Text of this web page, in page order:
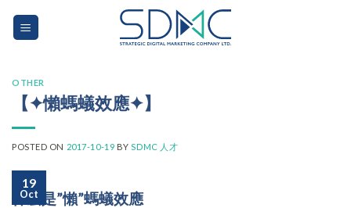
OTHER
【✦懶螞蟻效應✦】
POSTED ON 2017-10-19 BY SDMC 人才
19
Oct
什麼是”懶”螞蟻效應